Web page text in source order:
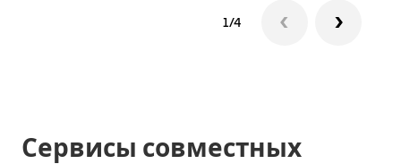
1/4
Сервисы совместных